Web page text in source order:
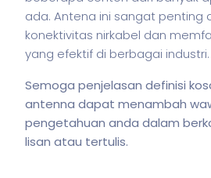
ada. Antena ini sangat penting
konektivitas nirkabel dan
yang efektif di berbagai industri.
Semoga penjelasan definisi
antenna dapat menambah
pengetahuan anda dalam
lisan atau tertulis.